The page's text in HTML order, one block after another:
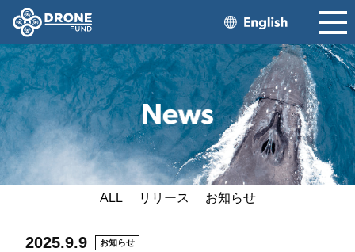
ALL リリース お知らせ
2025.9.9 お知らせ